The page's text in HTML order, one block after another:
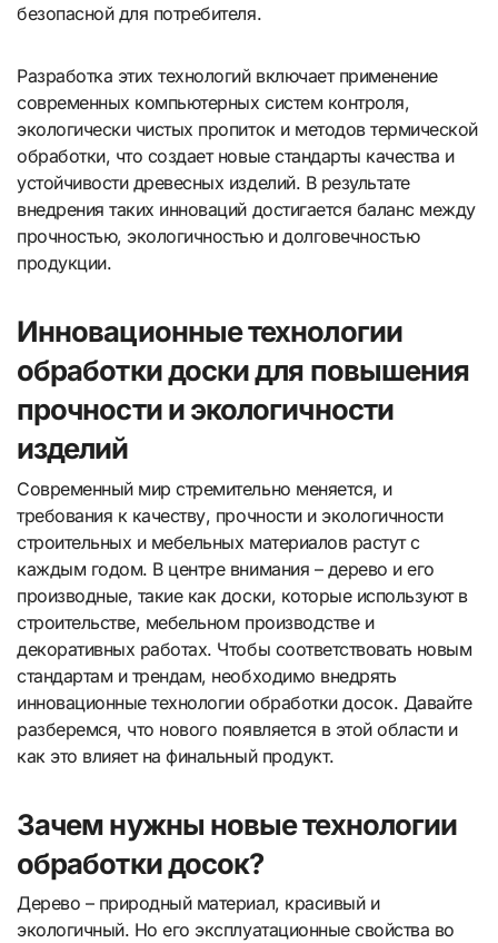
безопасной для потребителя.
Разработка этих технологий включает применение
современных компьютерных систем контроля,
экологически чистых пропиток и методов термической
обработки, что создает новые стандарты качества и
устойчивости древесных изделий. В результате
внедрения таких инноваций достигается баланс между
прочностью, экологичностью и долговечностью
продукции.
Инновационные технологии
обработки доски для повышения
прочности и экологичности
изделий
Современный мир стремительно меняется, и
требования к качеству, прочности и экологичности
строительных и мебельных материалов растут с
каждым годом. В центре внимания – дерево и его
производные, такие как доски, которые используют в
строительстве, мебельном производстве и
декоративных работах. Чтобы соответствовать новым
стандартам и трендам, необходимо внедрять
инновационные технологии обработки досок. Давайте
разберемся, что нового появляется в этой области и
как это влияет на финальный продукт.
Зачем нужны новые технологии
обработки досок?
Дерево – природный материал, красивый и
экологичный. Но его эксплуатационные свойства во